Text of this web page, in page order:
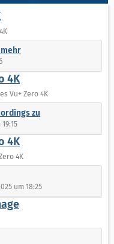
4K
Vu+ Zero 4K
zu
4K
4K
um 18:25